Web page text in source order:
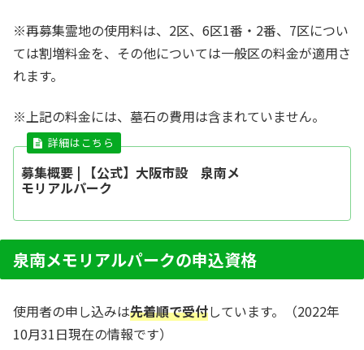
※再募集霊地の使用料は、2区、6区1番・2番、7区につい
ては割増料金を、その他については一般区の料金が適用さ
れます。
※上記の料金には、墓石の費用は含まれていません。
募集概要 | 【公式】大阪市設 泉南メ
モリアルパーク
泉南メモリアルパークの申込資格
使用者の申し込みは先着順で受付しています。（2022年
10月31日現在の情報です）